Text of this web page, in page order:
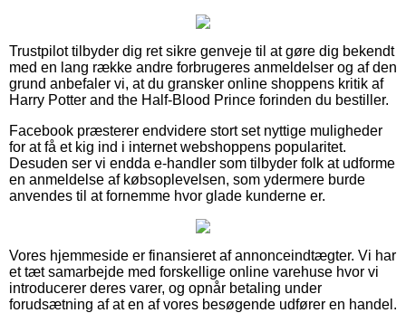
Trustpilot tilbyder dig ret sikre genveje til at gøre dig bekendt
med en lang række andre forbrugeres anmeldelser og af den
grund anbefaler vi, at du gransker online shoppens kritik af
Harry Potter and the Half-Blood Prince forinden du bestiller.
Facebook præsterer endvidere stort set nyttige muligheder
for at få et kig ind i internet webshoppens popularitet.
Desuden ser vi endda e-handler som tilbyder folk at udforme
en anmeldelse af købsoplevelsen, som ydermere burde
anvendes til at fornemme hvor glade kunderne er.
Vores hjemmeside er finansieret af annonceindtægter. Vi har
et tæt samarbejde med forskellige online varehuse hvor vi
introducerer deres varer, og opnår betaling under
forudsætning af at en af vores besøgende udfører en handel.